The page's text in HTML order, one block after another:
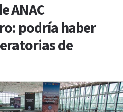
ANAC
podría haber
de